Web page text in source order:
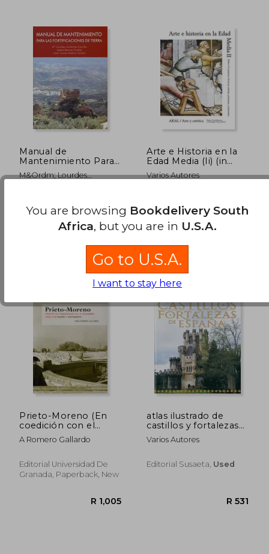
R 406
Manual de
Mantenimiento Para
las Fortificaciones de
Tierra (in Spanish)
M&Ordm; Lourdes
Molina Gaitán
Granada, 2020, 1 Edition,
Paperback, New
Arte e Historia en la
Edad Media (Ii) (in
Spanish)
Varios Autores
Edition, Hardcover, New
Prieto-Moreno (En
coedición con el
Patronato de la
Alhambra y
A Romero Gallardo
Editorial Universidad De
Granada, Paperback, New
atlas ilustrado de
castillos y fortalezas
de españa
Varios Autores
Editorial Susaeta, Used
You are browsing Bookdelivery South
Africa, but you are in U.S.A.
Go to U.S.A.
I want to stay here